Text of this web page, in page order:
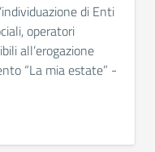
di Enti
operatori
all’erogazione
“La mia estate” -